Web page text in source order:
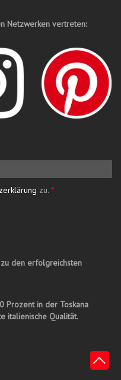
Netzwerken vertreten:
zu. *
den erfolgreichsten
Prozent in der Toskana
italienische Qualität.